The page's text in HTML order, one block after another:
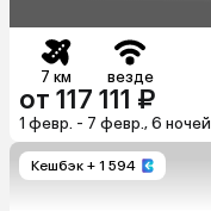
7 км везде
от 117 111 ₽
1 февр. - 7 февр., 6 ночей
Кешбэк + 1 594